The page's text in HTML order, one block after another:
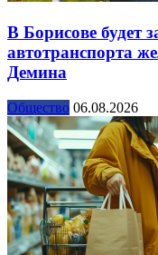
В Борисове будет
автотранспорта
Демина
Общество 06.08.2026